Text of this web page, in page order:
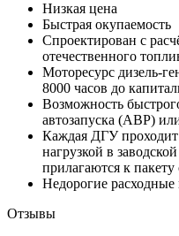
Низкая цена
Быстрая окупаемость
Спроектирован с
отечественного
Моторесурс дизель-
8000 часов до
Возможность
автозапуска (АВР)
Каждая ДГУ проходит
нагрузкой в
прилагаются к
Недорогие расходные
Отзывы